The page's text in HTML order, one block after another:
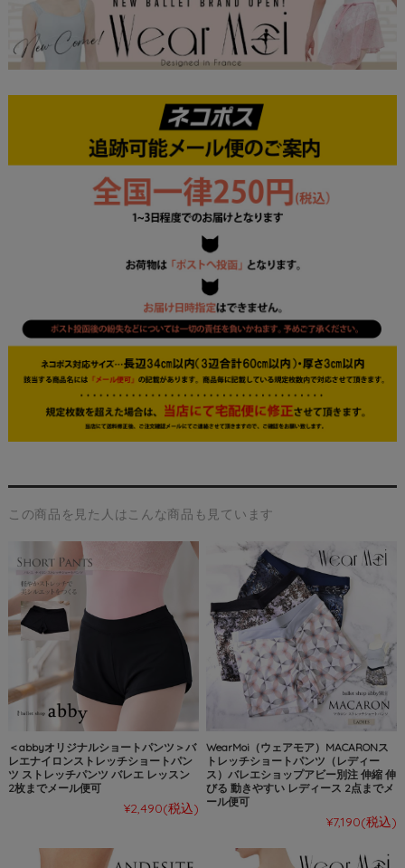
この商品を見た人はこんな商品も見ています
＜abbyオリジナルショートパンツ＞バ
レエナイロンストレッチショートパン
ツ ストレッチパンツ バレエ レッスン
2枚までメール便可
¥2,490(税込)
WearMoi（ウェアモア）MACARONス
トレッチショートパンツ（レディー
ス）バレエショップアビー別注 伸縮 伸
びる 動きやすい レディース 2点までメ
ール便可
¥7,190(税込)